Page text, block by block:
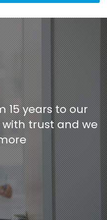
15 years to our
trust and we